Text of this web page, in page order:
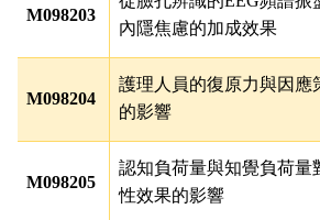
M098203
內隱焦慮的加成效果
M098204
護理人員的復原力與因應
的影響
M098205
認知負荷量與知覺負荷量
性效果的影響